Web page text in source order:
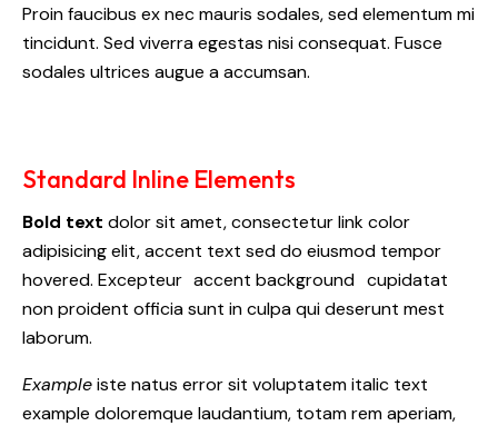
Proin faucibus ex nec mauris sodales, sed elementum mi
tincidunt. Sed viverra egestas nisi consequat. Fusce
sodales ultrices augue a accumsan.
Standard Inline Elements
Bold text dolor sit amet, consecteturlink color
adipisicing elit, accent text sed do eiusmod tempor
hovered. Excepteur accent background cupidatat
non proident officia sunt in culpa qui deserunt mest
laborum.
Exampleiste natus error sit voluptatem italic text
example doloremque laudantium, totam rem aperiam,